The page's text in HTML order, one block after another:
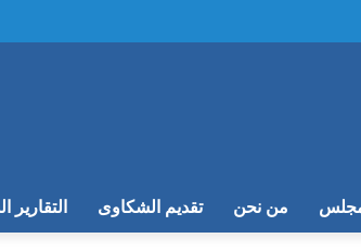
من نحن تقديم الشكاوى التقارير